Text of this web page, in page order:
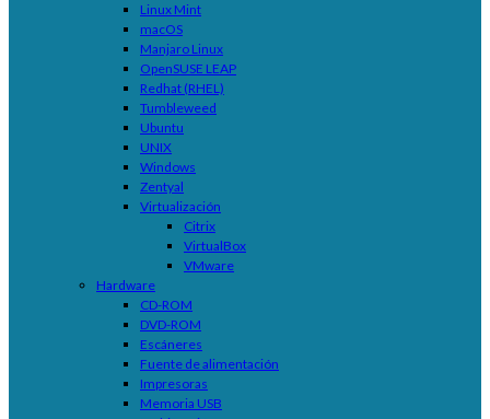
Linux Mint
macOS
Manjaro Linux
OpenSUSE LEAP
Redhat (RHEL)
Tumbleweed
Ubuntu
UNIX
Windows
Zentyal
Virtualización
Citrix
VirtualBox
VMware
Hardware
CD-ROM
DVD-ROM
Escáneres
Fuente de alimentación
Impresoras
Memoria USB